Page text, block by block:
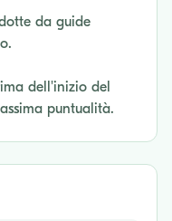
da guide
dell'inizio del
puntualità.